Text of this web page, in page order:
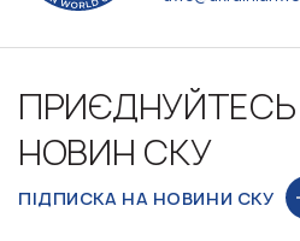
НОВИН СКУ
ПІДПИСКА НА НОВИНИ СКУ